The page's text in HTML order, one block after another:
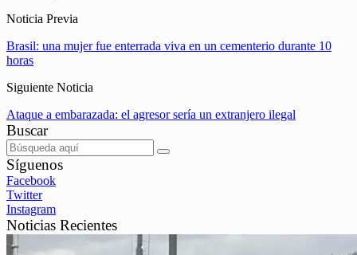
Noticia Previa
Brasil: una mujer fue enterrada viva en un cementerio durante 10
horas
Siguiente Noticia
Ataque a embarazada: el agresor sería un extranjero ilegal
Buscar
Síguenos
Facebook
Twitter
Instagram
Noticias Recientes